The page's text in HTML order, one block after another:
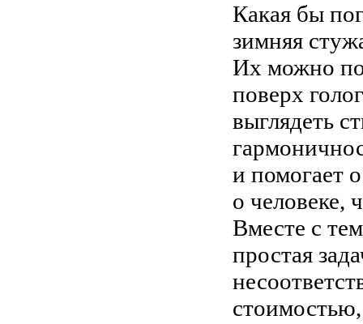
Какая бы
зимняя
Их можно
поверх
выглядеть
и помогает
о человеке,
Вместе с
простая